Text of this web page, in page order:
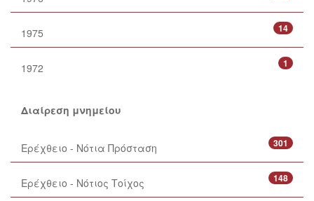
14
1975
1
1972
Διαίρεση μνημείου
301
Ερέχθειο - Νότια Πρόσταση
148
Ερέχθειο - Νότιος Τοίχος